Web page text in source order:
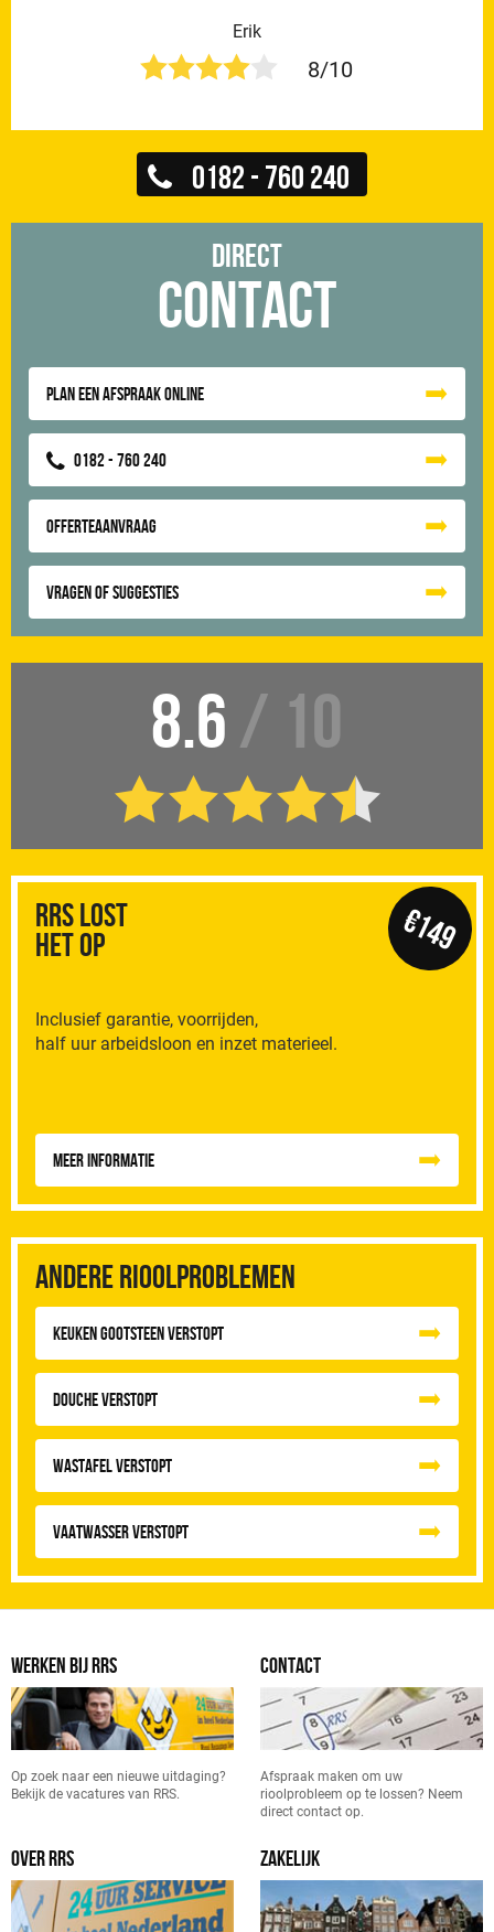
Erik
8/10
0182 - 760 240
Direct
Contact
Plan een afspraak online
0182 - 760 240
Offerteaanvraag
Vragen of suggesties
8.6 / 10
RRS Lost
het op
Inclusief garantie, voorrijden,
half uur arbeidsloon en inzet materieel.
€149
Meer informatie
Andere rioolproblemen
Keuken Gootsteen Verstopt
Douche Verstopt
Wastafel Verstopt
Vaatwasser Verstopt
WERKEN BIJ RRS
Op zoek naar een nieuwe uitdaging?
Bekijk de vacatures van RRS.
CONTACT
Afspraak maken om uw
rioolprobleem op te lossen? Neem
direct contact op.
OVER RRS ZAKELIJK